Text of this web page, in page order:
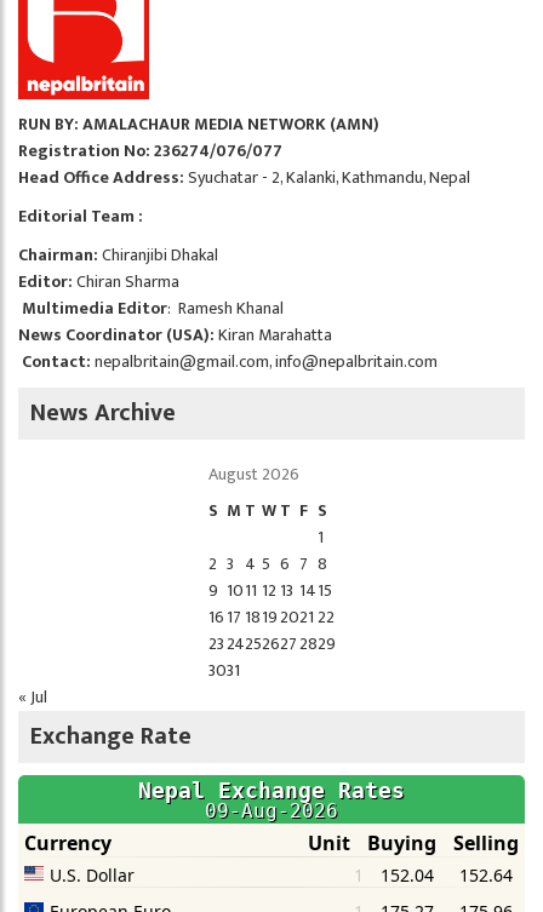
RUN BY: AMALACHAUR MEDIA NETWORK (AMN)
Registration No: 236274/076/077
Head Office Address:Syuchatar - 2, Kalanki, Kathmandu, Nepal
Editorial Team :
Chairman:Chiranjibi Dhakal
Editor:Chiran Sharma
Multimedia Editor: Ramesh Khanal
News Coordinator (USA):Kiran Marahatta
Contact:nepalbritain@gmail.com,info@nepalbritain.com
News Archive
August 2026
S M T WT F S
1
2 3 4 5 6 7 8
9 1011 12 13 1415
1617 1819202122
23242526272829
3031
« Jul
Exchange Rate